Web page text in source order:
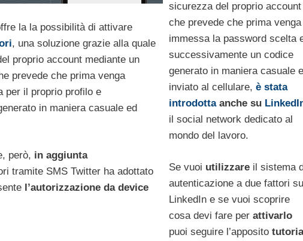
la la possibilità di attivare
, una soluzione grazie alla quale
proprio account mediante un
prevede che prima venga
per il proprio profilo e
in maniera casuale ed
però, in aggiunta
tramite SMS Twitter ha adottato
l’autorizzazione da device
sicurezza del proprio account
che prevede che prima venga
immessa la password scelta
successivamente un codice
generato in maniera casuale
inviato al cellulare, è stata
introdottaanche su
il social network dedicato al
mondo del lavoro.
Se vuoi utilizzareil sistema
autenticazione a due fattori su
LinkedIn e se vuoi scoprire
cosa devi fare per attivarlo
puoi seguire l’apposito